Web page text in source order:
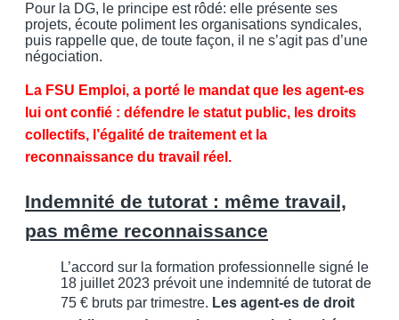
Pour la DG, le principe est rôdé: elle présente ses
projets, écoute poliment les organisations syndicales,
puis rappelle que, de toute façon, il ne s’agit pas d’une
négociation.
La FSU Emploi, a porté le mandat que les agent-es
lui ont confié : défendre le statut public, les droits
collectifs, l’égalité de traitement et la
reconnaissance du travail réel.
Indemnité de tutorat : même travail,
pas même reconnaissance
L’accord sur la formation professionnelle signé le
18 juillet 2023 prévoit une indemnité de tutorat de
75 € bruts par trimestre. Les agent-es de droit